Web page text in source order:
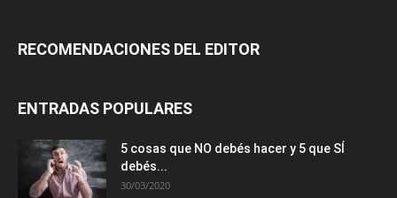
RECOMENDACIONES DEL EDITOR
ENTRADAS POPULARES
5 cosas que NO debés hacer y 5 que SÍ
debés...
30/03/2020